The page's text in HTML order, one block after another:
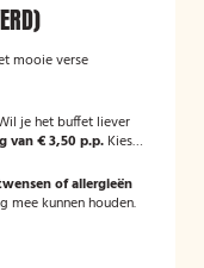
mooie verse
je het buffet liever
van € 3,50 p.p. Kies
of allergieën
mee kunnen houden.